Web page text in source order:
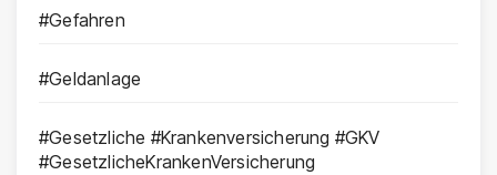
#Gefahren
#Geldanlage
#Gesetzliche #Krankenversicherung #GKV
#GesetzlicheKrankenVersicherung